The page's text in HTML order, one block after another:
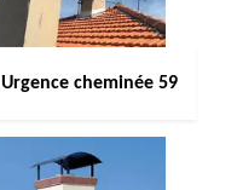
Urgence cheminée 59